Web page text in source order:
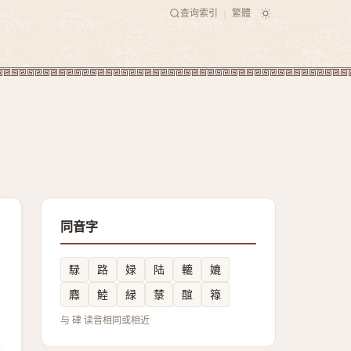
查询索引 繁體
同音字
騄 路 娽 陆 轆
㜙
䴪
鯥 緑 㯟 䣾 簶
与 硉 读音相同或相近